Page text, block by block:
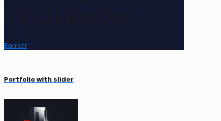
Banner
Portfolio with slider